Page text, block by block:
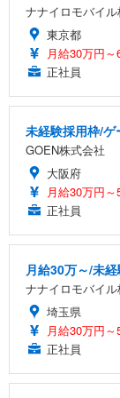
ナナイロモバイ
東京都
月給30万円～
正社員
未経験採用枠/
GOEN株式会社
大阪府
月給30万円～
正社員
月給30万～/未
ナナイロモバイ
埼玉県
月給30万円～
正社員